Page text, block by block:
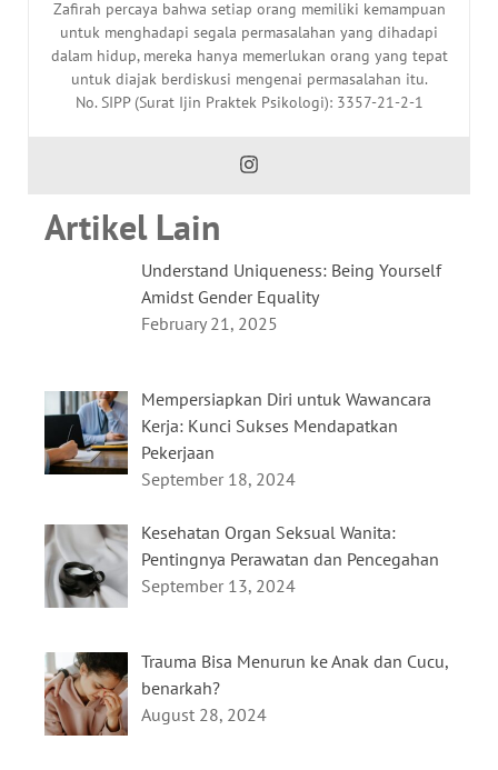
Zafirah percaya bahwa setiap orang memiliki kemampuan
untuk menghadapi segala permasalahan yang dihadapi
dalam hidup, mereka hanya memerlukan orang yang tepat
untuk diajak berdiskusi mengenai permasalahan itu.
No. SIPP (Surat Ijin Praktek Psikologi): 3357-21-2-1
Artikel Lain
Understand Uniqueness: Being Yourself
Amidst Gender Equality
February 21, 2025
Mempersiapkan Diri untuk Wawancara
Kerja: Kunci Sukses Mendapatkan
Pekerjaan
September 18, 2024
Kesehatan Organ Seksual Wanita:
Pentingnya Perawatan dan Pencegahan
September 13, 2024
Trauma Bisa Menurun ke Anak dan Cucu,
benarkah?
August 28, 2024